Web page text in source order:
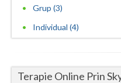
Grup (3)
Individual (4)
Terapie Online Prin